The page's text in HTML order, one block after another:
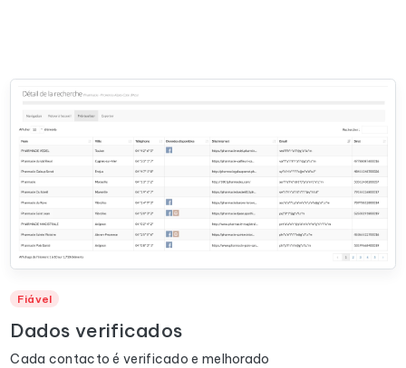
Fiável
Dados verificados
Cada contacto é verificado e melhorado